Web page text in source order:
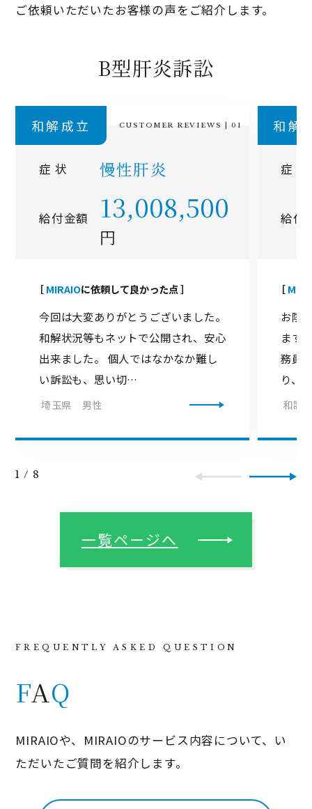
ご依頼いただいたお客様の声をご紹介します。
B型肝炎訴訟
1 / 8
和解成立
症 状 慢性肝炎
給付金額 13,008,500
円
［MIRAIOに依頼して良かった点 ］
今回は大変ありがとうございました。
和解状況等もネットで公開され、安心
出来ました。 個人ではなかなか難し
い訴訟も、思い切…
埼玉県 男性
和解
症 状
給付
［
お陰
ます
務員
り、
和歌
一覧ページへ
FAQ
MIRAIOや、MIRAIOのサービス内容について、い
ただいたご質問を紹介します。